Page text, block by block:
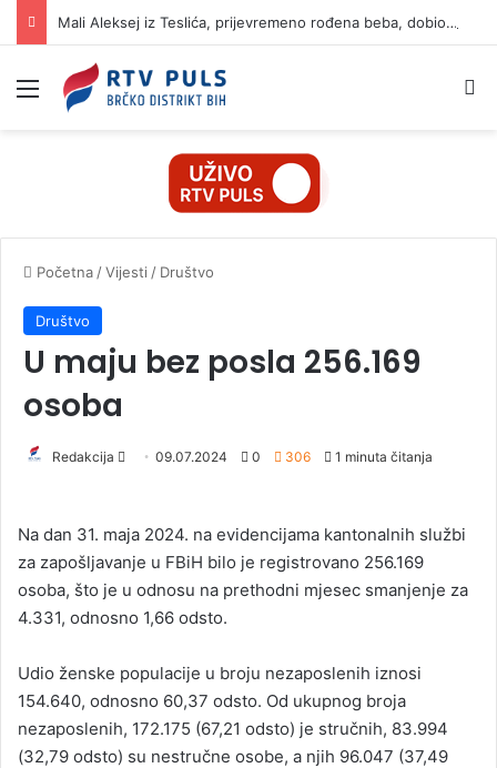
Mali Aleksej iz Teslića, prijevremeno rođena beba, dobio životnu bitku na UKC-u Srpske
Izbornik
Početna /Vijesti / Društvo
Društvo
U maju bez posla 256.169
osoba
Redakcija
d
a
n
e
a
i
09.07.2024 0 306 1 minuta čitanja
Na dan 31. maja 2024. na evidencijama kantonalnih službi
za zapošljavanje u FBiH bilo je registrovano 256.169
osoba, što je u odnosu na prethodni mjesec smanjenje za
4.331, odnosno 1,66 odsto.
Udio ženske populacije u broju nezaposlenih iznosi
154.640, odnosno 60,37 odsto. Od ukupnog broja
nezaposlenih, 172.175 (67,21 odsto) je stručnih, 83.994
(32,79 odsto) su nestručne osobe, a njih 96.047 (37,49